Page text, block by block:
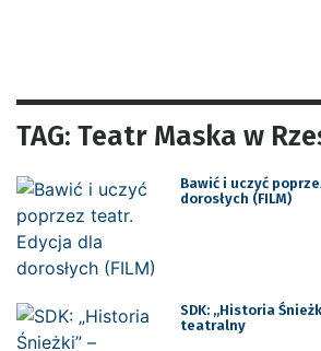
TAG: Teatr Maska w
Bawić i uczyć
dorosłych (FILM)
SDK: „Historia
teatralny